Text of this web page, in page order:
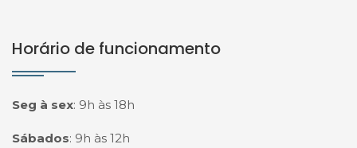
Horário de funcionamento
Seg à sex: 9h às 18h
Sábados: 9h às 12h